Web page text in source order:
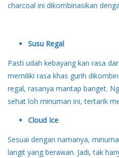
charcoal ini dikombinasikan
Susu Regal
Pasti udah kebayang kan rasa
memiliki rasa khas gurih
regal, rasanya mantap banget.
sehat loh minuman ini, tertarik
Cloud Ice
Sesuai dengan namanya,
langit yang berawan. Jadi, tak